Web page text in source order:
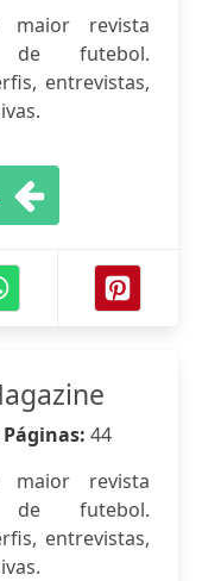
maior revista
de futebol.
entrevistas,
44
maior revista
de futebol.
entrevistas,